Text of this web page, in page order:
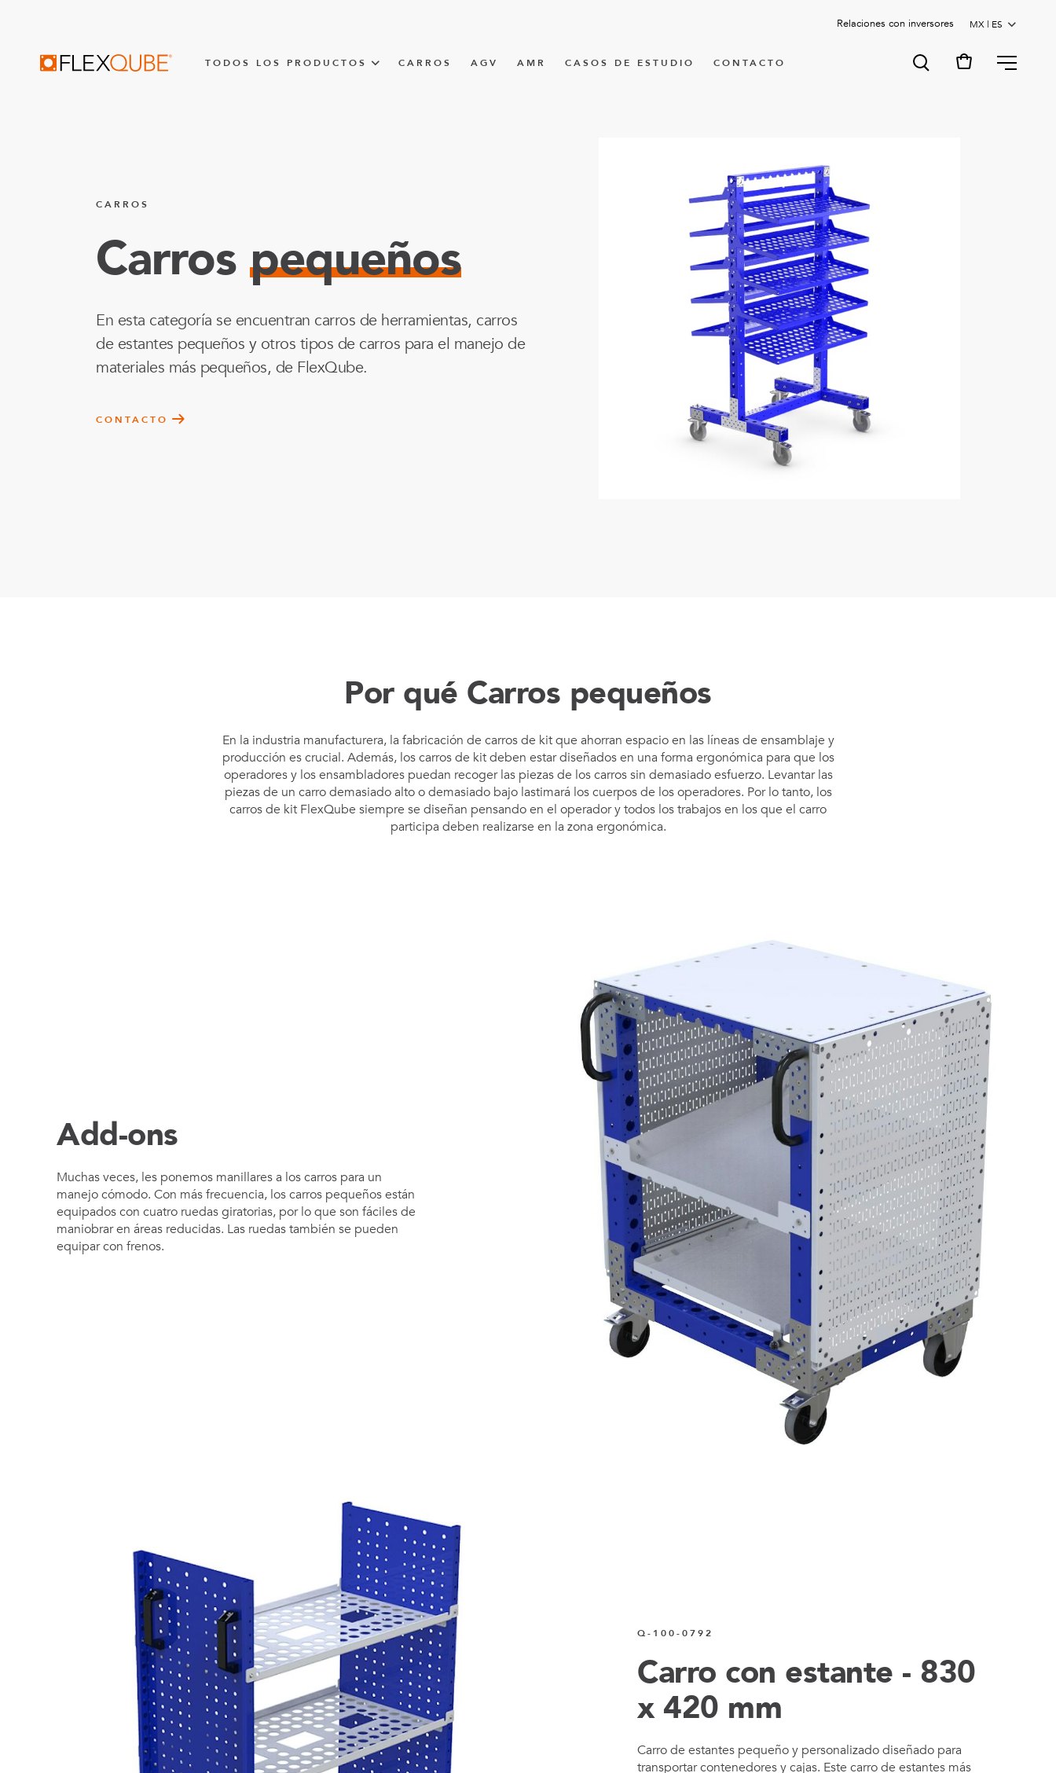
Relaciones con inversores
FlexQubeTODOS LOS PRODUCTOS
Soluciones para tarimas y
contenedores
Soluciones de flujo
Soluciones para colgar
Carros de kit y soluciones
AGV
AMR
PIEZAS
Parts
Nombrado
Director
CARROS AGV AMR CASOS DE ESTUDIO CONTACTO MENU
CARROS
Carros pequeños
En esta categoría se encuentran carros de herramientas, carros
de estantes pequeños y otros tipos de carros para el manejo de
materiales más pequeños, de FlexQube.
CONTACTO
Por qué Carros pequeños
En la industria manufacturera, la fabricación de carros de kit que ahorran espacio en las líneas de ensamblaje y
producción es crucial. Además, los carros de kit deben estar diseñados en una forma ergonómica para que los
operadores y los ensambladores puedan recoger las piezas de los carros sin demasiado esfuerzo. Levantar las
piezas de un carro demasiado alto o demasiado bajo lastimará los cuerpos de los operadores. Por lo tanto, los
carros de kit FlexQube siempre se diseñan pensando en el operador y todos los trabajos en los que el carro
participa deben realizarse en la zona ergonómica.
Add-ons
Muchas veces, les ponemos manillares a los carros para un
manejo cómodo. Con más frecuencia, los carros pequeños están
equipados con cuatro ruedas giratorias, por lo que son fáciles de
maniobrar en áreas reducidas. Las ruedas también se pueden
equipar con frenos.
Q-100-0792
Carro con estante - 830
x 420 mm
Carro de estantes pequeño y personalizado diseñado para
transportar contenedores y cajas. Este carro de estantes más